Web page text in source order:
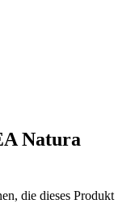
Natura
die dieses Produkt